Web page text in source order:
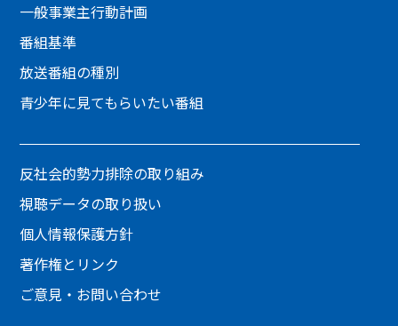
一般事業主行動計画
番組基準
放送番組の種別
青少年に見てもらいたい番組
反社会的勢力排除の取り組み
視聴データの取り扱い
個人情報保護方針
著作権とリンク
ご意見・お問い合わせ